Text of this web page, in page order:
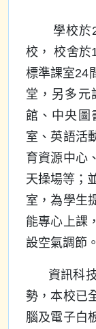
學校於
校， 校舍於
標準課室24
堂，另多元
館、中央圖
室、英語活
育資源中心
天操場等；
室，為學生
能專心上課
設空氣調節。
資訊科技
勢，本校已
腦及電子白